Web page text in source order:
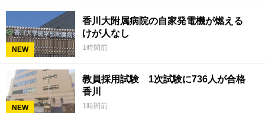
NEW
香川大附属病院の自家発電機が燃える
けが人なし
1時間前
NEW
教員採用試験 1次試験に736人が合格
香川
1時間前